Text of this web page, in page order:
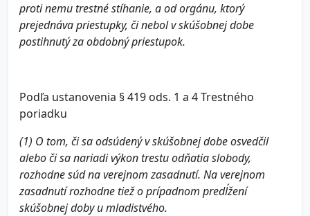
proti nemu trestné stíhanie, a od orgánu, ktorý
prejednáva priestupky, či nebol v skúšobnej dobe
postihnutý za obdobný priestupok.
Podľa ustanovenia § 419 ods. 1 a 4 Trestného
poriadku
(1) O tom, či sa odsúdený v skúšobnej dobe osvedčil
alebo či sa nariadi výkon trestu odňatia slobody,
rozhodne súd na verejnom zasadnutí. Na verejnom
zasadnutí rozhodne tiež o prípadnom predĺžení
skúšobnej doby u mladistvého.